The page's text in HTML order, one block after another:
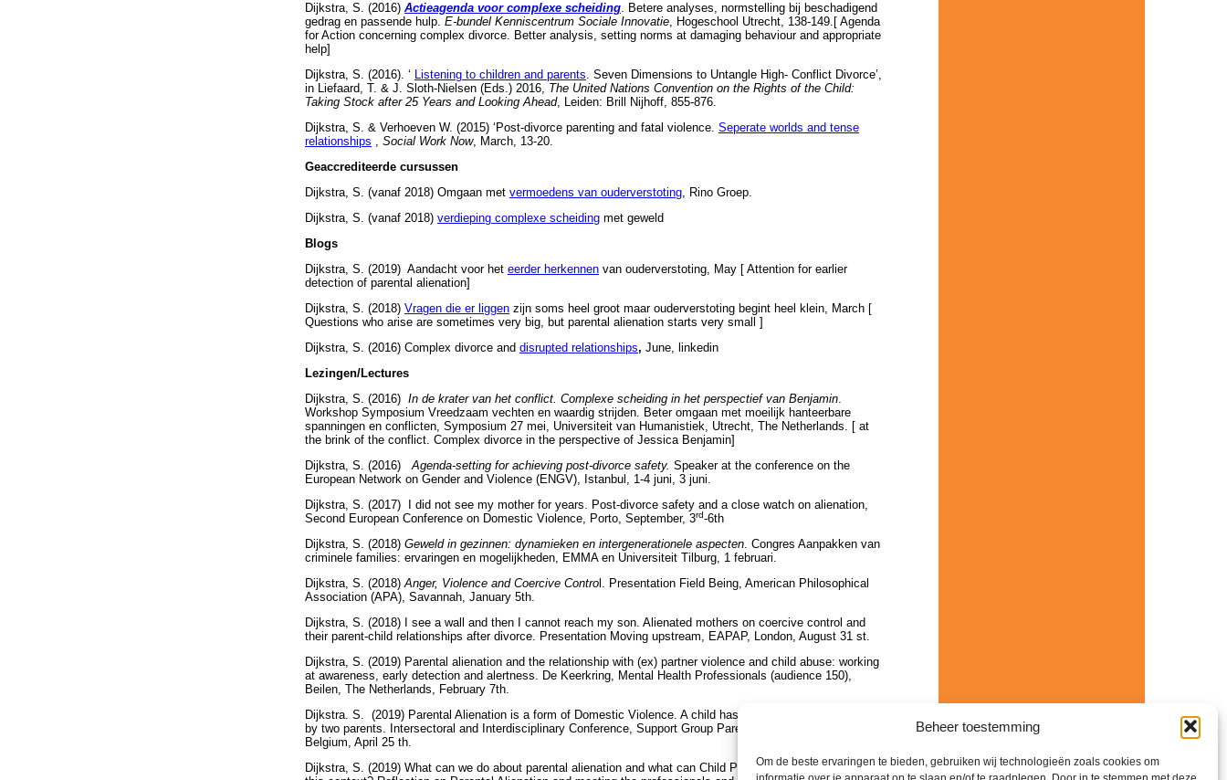
Beheer toestemming
Om de beste ervaringen te bieden, gebruiken wij technologieën zoals cookies om
Dijkstra, S. (2016) Actieagenda voor complexe scheiding. Betere analyses, normstelling bij beschadigend
gedrag en passende hulp. E-bundel Kenniscentrum Sociale Innovatie, Hogeschool Utrecht, 138-149.[ Agenda
for Action concerning complex divorce. Better analysis, setting norms at damaging behaviour and appropriate
help]
Dijkstra, S. (2016). ‘ Listening to children and parents. Seven Dimensions to Untangle High- Conflict Divorce’,
in Liefaard, T. & J. Sloth-Nielsen (Eds.) 2016, The United Nations Convention on the Rights of the Child:
Taking Stock after 25 Years and Looking Ahead, Leiden: Brill Nijhoff, 855-876.
Dijkstra, S. & Verhoeven W. (2015) ‘Post-divorce parenting and fatal violence. Seperate worlds and tense
relationships , Social Work Now, March, 13-20.
Geaccrediteerde cursussen
Dijkstra, S. (vanaf 2018) Omgaan met vermoedens van ouderverstoting, Rino Groep.
Dijkstra, S. (vanaf 2018) verdieping complexe scheiding met geweld
Blogs
Dijkstra, S. (2019) Aandacht voor het eerder herkennen van ouderverstoting, May [ Attention for earlier
detection of parental alienation]
Dijkstra, S. (2018) Vragen die er liggen zijn soms heel groot maar ouderverstoting begint heel klein, March [
Questions who arise are sometimes very big, but parental alienation starts very small ]
Dijkstra, S. (2016) Complex divorce and disrupted relationships, June, linkedin
Lezingen/Lectures
Dijkstra, S. (2016) In de krater van het conflict. Complexe scheiding in het perspectief van Benjamin.
Workshop Symposium Vreedzaam vechten en waardig strijden. Beter omgaan met moeilijk hanteerbare
spanningen en conflicten, Symposium 27 mei, Universiteit van Humanistiek, Utrecht, The Netherlands. [ at
the brink of the conflict. Complex divorce in the perspective of Jessica Benjamin]
Dijkstra, S. (2016)Agenda-setting for achieving post-divorce safety. Speaker at the conference on the
European Network on Gender and Violence (ENGV), Istanbul, 1-4 juni, 3 juni.
Dijkstra, S. (2017) I did not see my mother for years. Post-divorce safety and a close watch on alienation,
Second European Conference on Domestic Violence, Porto, September, 3rd-6th
Dijkstra, S. (2018) Geweld in gezinnen: dynamieken en intergenerationele aspecten. Congres Aanpakken van
criminele families: ervaringen en mogelijkheden, EMMA en Universiteit Tilburg, 1 februari.
Dijkstra, S. (2018)Anger, Violence and Coercive Contro l. Presentation Field Being, American Philosophical
Association (APA), Savannah, January 5th.
Dijkstra, S. (2018) I see a wall and then I cannot reach my son. Alienated mothers on coercive control and
their parent-child relationships after divorce. Presentation Moving upstream, EAPAP, London, August 31 st.
Dijkstra, S. (2019) Parental alienation and the relationship with (ex) partner violence and child abuse: working
at awareness, early detection and alertness. De Keerkring, Mental Health Professionals (audience 150),
Beilen, The Netherlands, February 7th.
Dijkstra. S. (2019) Parental Alienation is a form of Domestic Violence. A child has the right to be brought up
by two parents. Intersectoral and Interdisciplinary Conference, Support Group Parental Alienation, Gent,
Belgium, April 25 th.
Dijkstra, S. (2019) What can we do about parental alienation and what can Child Protective Service mean in